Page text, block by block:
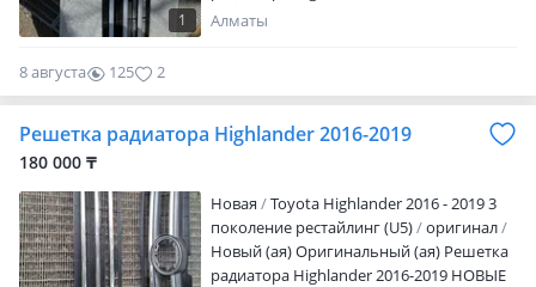
1
number: 53102-0E070 531020E070 Бренд:
Алматы
8 августа 125 2
Решетка радиатора Highlander 2016-2019
180 000 ₸
Новая
Toyota Highlander 2016 - 2019 3
поколение рестайлинг (U5)
оригинал
Новый (ая) Оригинальный (ая) Решетка
радиатора Highlander 2016-2019 НОВЫЕ